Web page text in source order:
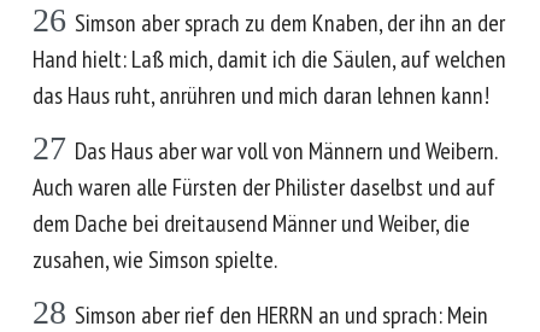
26 Simson aber sprach zu dem Knaben, der ihn an der
Hand hielt: Laß mich, damit ich die Säulen, auf welchen
das Haus ruht, anrühren und mich daran lehnen kann!
27 Das Haus aber war voll von Männern und Weibern.
Auch waren alle Fürsten der Philister daselbst und auf
dem Dache bei dreitausend Männer und Weiber, die
zusahen, wie Simson spielte.
28 Simson aber rief den HERRN an und sprach: Mein